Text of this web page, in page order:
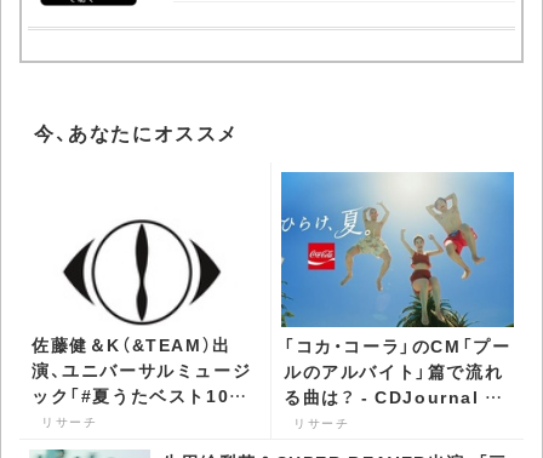
今、あなたにオススメ
佐藤健＆K（&TEAM）出
演、ユニバーサルミュージ
ック「#夏うたベスト100」
のCM第3弾・4弾で流れる
曲は？ - CDJournal リサ
リサーチ
「コカ・コーラ」のCM「プー
ルのアルバイト」篇で流れ
る曲は？ - CDJournal リ
サーチ
リサーチ